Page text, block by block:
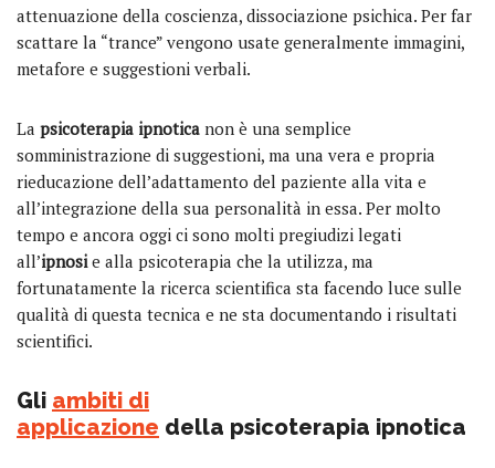
attenuazione della coscienza, dissociazione psichica. Per far
scattare la “trance” vengono usate generalmente immagini,
metafore e suggestioni verbali.
La psicoterapia ipnotica non è una semplice
somministrazione di suggestioni, ma una vera e propria
rieducazione dell’adattamento del paziente alla vita e
all’integrazione della sua personalità in essa. Per molto
tempo e ancora oggi ci sono molti pregiudizi legati
all’ipnosi e alla psicoterapia che la utilizza, ma
fortunatamente la ricerca scientifica sta facendo luce sulle
qualità di questa tecnica e ne sta documentando i risultati
scientifici.
Gli ambiti di
applicazione della psicoterapia ipnotica